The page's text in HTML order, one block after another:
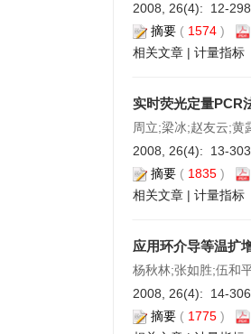
2008, 26(4): 12-
摘要 ( 1574 )
相关文章 | 计量指标
实时荧光定量PCR
周立;梁冰;赵友云;黄
2008, 26(4): 13-
摘要 ( 1835 )
相关文章 | 计量指标
应用环介导等温扩
杨秋林;张如胜;伍和
2008, 26(4): 14-
摘要 ( 1775 )